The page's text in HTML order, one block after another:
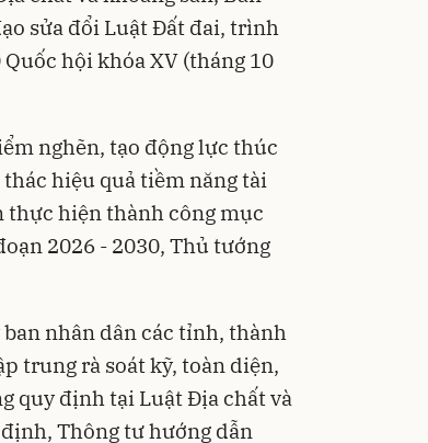
sửa đổi Luật Đất đai, trình
hội khóa XV (tháng 10
nghẽn, tạo động lực thúc
hiệu quả tiềm năng tài
thực hiện thành công mục
2026 - 2030, Thủ tướng
nhân dân các tỉnh, thành
trung rà soát kỹ, toàn diện,
quy định tại Luật Địa chất và
Thông tư hướng dẫn